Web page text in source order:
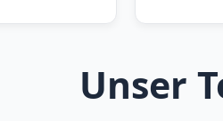
Unser